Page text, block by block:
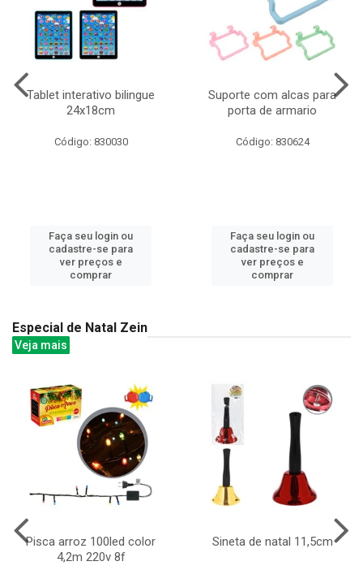
Tablet interativo bilingue
24x18cm
Código: 830030
Faça seu login ou
cadastre-se para
ver preços e
comprar
Suporte com alcas para
porta de armario
Código: 830624
Faça seu login ou
cadastre-se para
ver preços e
comprar
Especial de Natal Zein
Veja mais
Pisca arroz 100led color
4,2m 220v 8f
Sineta de natal 11,5cm